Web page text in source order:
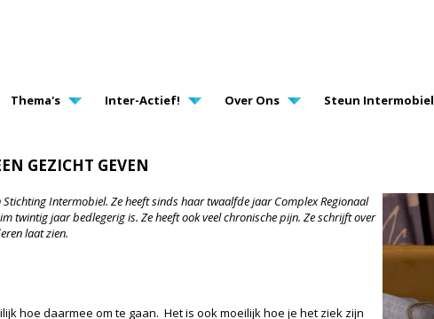
Thema's Inter-Actief! Over Ons Steun Intermobiel
GEZICHT GEVEN
Intermobiel. Ze heeft sinds haar twaalfde jaar Complex Regionaal
twintig jaar bedlegerig is. Ze heeft ook veel chronische pijn. Ze schrijft over
laat zien.
hoe daarmee om te gaan. Het is ook moeilijk hoe je het ziek zijn